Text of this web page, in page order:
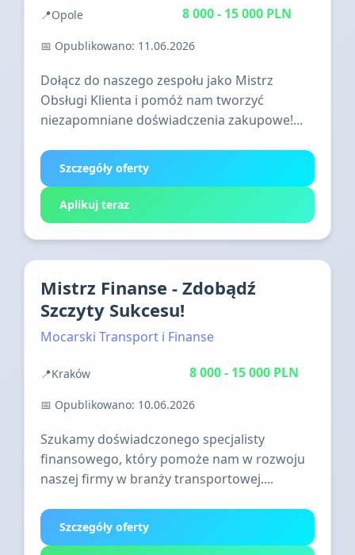
📍Opole 8 000 - 15 000 PLN
📅 Opublikowano: 11.06.2026
Dołącz do naszego zespołu jako Mistrz
Obsługi Klienta i pomóż nam tworzyć
niezapomniane doświadczenia zakupowe!...
Szczegóły oferty
Aplikuj teraz
Mistrz Finanse - Zdobądź
Szczyty Sukcesu!
Mocarski Transport i Finanse
📍Kraków 8 000 - 15 000 PLN
📅 Opublikowano: 10.06.2026
Szukamy doświadczonego specjalisty
finansowego, który pomoże nam w rozwoju
naszej firmy w branży transportowej....
Szczegóły oferty